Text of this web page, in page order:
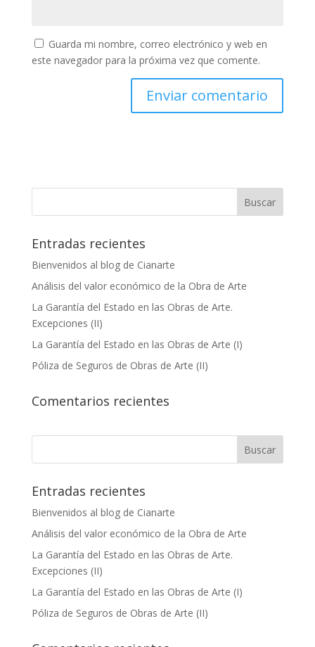
Guarda mi nombre, correo electrónico y web en
este navegador para la próxima vez que comente.
Entradas recientes
Bienvenidos al blog de Cianarte
Análisis del valor económico de la Obra de Arte
La Garantía del Estado en las Obras de Arte.
Excepciones (II)
La Garantía del Estado en las Obras de Arte (I)
Póliza de Seguros de Obras de Arte (II)
Comentarios recientes
Entradas recientes
Bienvenidos al blog de Cianarte
Análisis del valor económico de la Obra de Arte
La Garantía del Estado en las Obras de Arte.
Excepciones (II)
La Garantía del Estado en las Obras de Arte (I)
Póliza de Seguros de Obras de Arte (II)